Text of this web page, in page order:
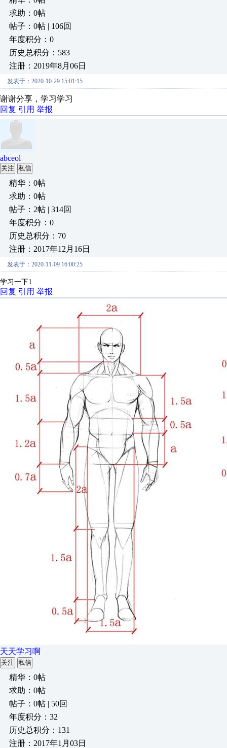
求助：0帖
帖子：0帖 | 106回
年度积分：0
历史总积分：583
注册：2019年8月06日
发表于：2020-10-29 15:01:15
谢谢分享，学习学习
回复 引用 举报
abceol
关注 私信
精华：0帖
求助：0帖
帖子：2帖 | 314回
年度积分：0
历史总积分：70
注册：2017年12月16日
发表于：2020-11-09 16:00:25
学习一下1
回复 引用 举报
天天学习啊
关注 私信
精华：0帖
求助：0帖
帖子：0帖 | 50回
年度积分：32
历史总积分：131
注册：2017年1月03日